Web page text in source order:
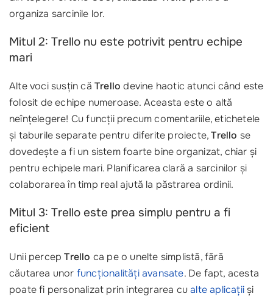
organiza sarcinile lor.
Mitul 2: Trello nu este potrivit pentru echipe
mari
Alte voci susțin că Trello devine haotic atunci când este
folosit de echipe numeroase. Aceasta este o altă
neînțelegere! Cu funcții precum comentariile, etichetele
și taburile separate pentru diferite proiecte,Trello se
dovedește a fi un sistem foarte bine organizat, chiar și
pentru echipele mari. Planificarea clară a sarcinilor și
colaborarea în timp real ajută la păstrarea ordinii.
Mitul 3: Trello este prea simplu pentru a fi
eficient
Unii percepTrello ca pe o unelte simplistă, fără
căutarea unor funcționalități avansate. De fapt, acesta
poate fi personalizat prin integrarea cualte aplicațiiși